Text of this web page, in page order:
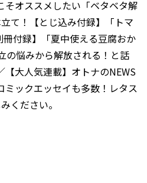
そオススメしたい「ベタベタ解
て！【とじ込み付録】「トマ
冊付録】「夏中使える豆腐おか
の悩みから解放される！と話
大人気連載】オトナのNEWS
ミックエッセイも多数！レタス
ください。